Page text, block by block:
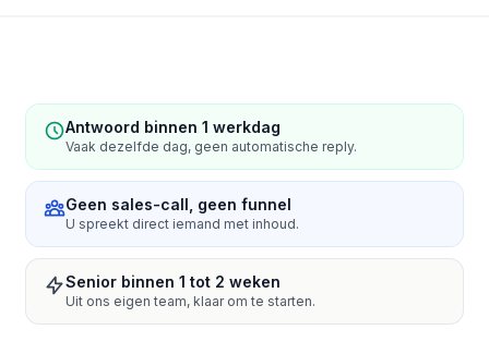
Antwoord binnen 1 werkdag
Vaak dezelfde dag, geen automatische reply.
Geen sales-call, geen funnel
U spreekt direct iemand met inhoud.
Senior binnen 1 tot 2 weken
Uit ons eigen team, klaar om te starten.